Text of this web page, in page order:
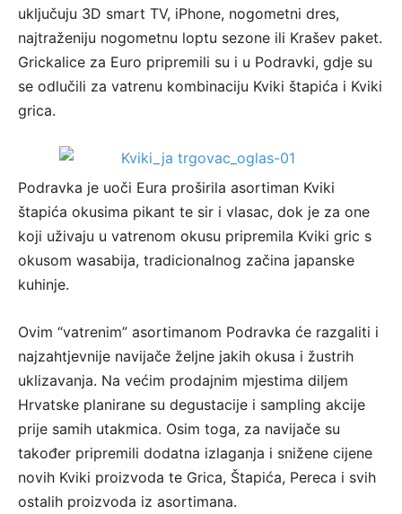
uključuju 3D smart TV, iPhone, nogometni dres,
najtraženiju nogometnu loptu sezone ili Krašev paket.
Grickalice za Euro pripremili su i u Podravki, gdje su
se odlučili za vatrenu kombinaciju Kviki štapića i Kviki
grica.
Podravka je uoči Eura proširila asortiman Kviki
štapića okusima pikant te sir i vlasac, dok je za one
koji uživaju u vatrenom okusu pripremila Kviki gric s
okusom wasabija, tradicionalnog začina japanske
kuhinje.
Ovim “vatrenim” asortimanom Podravka će razgaliti i
najzahtjevnije navijače željne jakih okusa i žustrih
uklizavanja. Na većim prodajnim mjestima diljem
Hrvatske planirane su degustacije i sampling akcije
prije samih utakmica. Osim toga, za navijače su
također pripremili dodatna izlaganja i snižene cijene
novih Kviki proizvoda te Grica, Štapića, Pereca i svih
ostalih proizvoda iz asortimana.